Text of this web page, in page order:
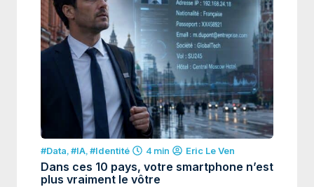
#Data,#IA,#Identité 4 min Eric Le Ven
Dans ces 10 pays, votre smartphone n’est
plus vraiment le vôtre